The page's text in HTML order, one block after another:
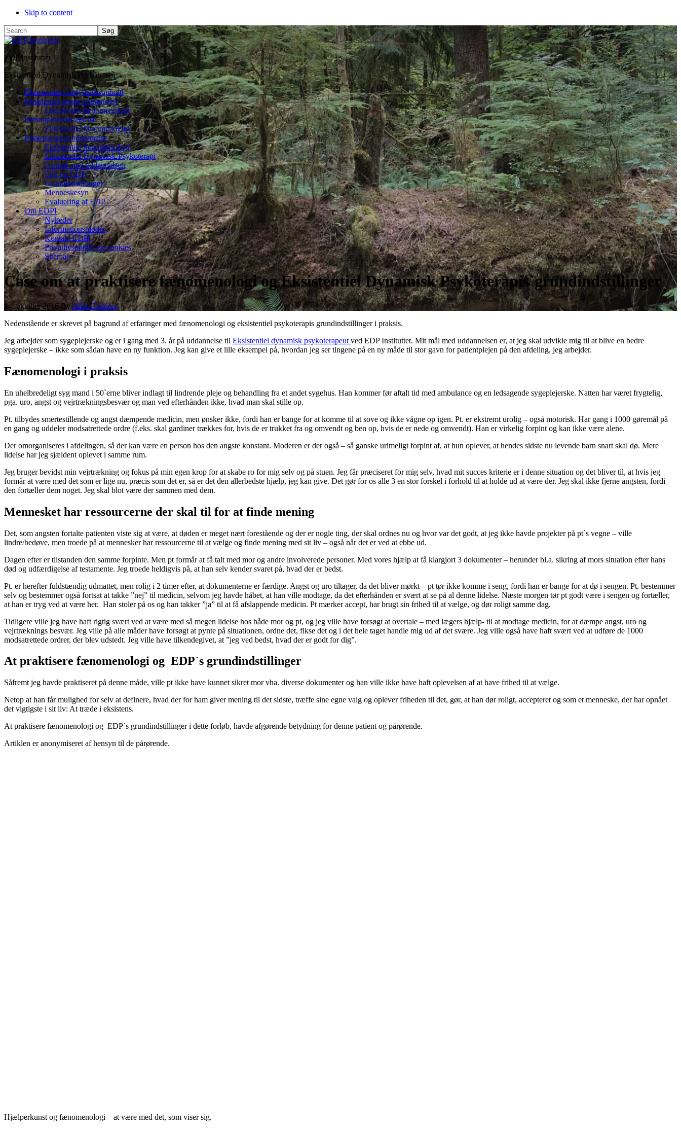
Skip to content
Search
EDP Instituttet
Eksistentiel Dynamisk Psykoterapi
Eksistentielt fordybelsesophold
Eksistentiel terapi uddannelse
Eksistentiel fænomenologi
Parterapeutuddannelse
Eksistentiel fænomenologi
Psykoterapeut uddannelse
Eksistentiel fænomenologi
Eksistentiel Dynamisk Psykoterapi
Formål med uddannelsen
Etik og EDP
Grundindstillinger
Menneskesyn
Evaluering af EDP
Om EDPI
Nyheder
Informationsmøder
Kontakt EDPI
Privatlivspolitik og cookies
Sitemap
Case om at praktisere fænomenologi og Eksistentiel Dynamisk Psykoterapis`grundindstillinger
14. oktober 2016By Allan Fedders
Nedenstående er skrevet på bagrund af erfaringer med fænomenologi og eksistentiel psykoterapis grundindstillinger i praksis.
Jeg arbejder som sygeplejerske og er i gang med 3. år på uddannelse til Eksistentiel dynamisk psykoterapeut ved EDP Instituttet. Mit mål med uddannelsen er, at jeg skal udvikle mig til at blive en bedre
sygeplejerske – ikke som sådan have en ny funktion. Jeg kan give et lille eksempel på, hvordan jeg ser tingene på en ny måde til stor gavn for patientplejen på den afdeling, jeg arbejder.
Fænomenologi i praksis
En uhelbredeligt syg mand i 50`erne bliver indlagt til lindrende pleje og behandling fra et andet sygehus. Han kommer før aftalt tid med ambulance og en ledsagende sygeplejerske. Natten har været frygtelig,
pga. uro, angst og vejrtrækningsbesvær og man ved efterhånden ikke, hvad man skal stille op.
Pt. tilbydes smertestillende og angst dæmpende medicin, men ønsker ikke, fordi han er bange for at komme til at sove og ikke vågne op igen. Pt. er ekstremt urolig – også motorisk. Har gang i 1000 gøremål på
en gang og uddeler modsatrettede ordre (f.eks. skal gardiner trækkes for, hvis de er trukket fra og omvendt og ben op, hvis de er nede og omvendt). Han er virkelig forpint og kan ikke være alene.
Der omorganiseres i afdelingen, så der kan være en person hos den angste konstant. Moderen er der også – så ganske urimeligt forpint af, at hun oplever, at hendes sidste nu levende barn snart skal dø. Mere
lidelse har jeg sjældent oplevet i samme rum.
Jeg bruger bevidst min vejrtrækning og fokus på min egen krop for at skabe ro for mig selv og på stuen. Jeg får præciseret for mig selv, hvad mit succes kriterie er i denne situation og det bliver til, at hvis jeg
formår at være med det som er lige nu, præcis som det er, så er det den allerbedste hjælp, jeg kan give. Det gør for os alle 3 en stor forskel i forhold til at holde ud at være der. Jeg skal ikke fjerne angsten, fordi
den fortæller dem noget. Jeg skal blot være der sammen med dem.
Mennesket har ressourcerne der skal til for at finde mening
Det, som angsten fortalte patienten viste sig at være, at døden er meget nært forestående og der er nogle ting, der skal ordnes nu og hvor var det godt, at jeg ikke havde projekter på pt`s vegne – ville
lindre/bedøve, men troede på at mennesker har ressourcerne til at vælge og finde mening med sit liv – også når det er ved at ebbe ud.
Dagen efter er tilstanden den samme forpinte. Men pt formår at få talt med mor og andre involverede personer. Med vores hjælp at få klargjort 3 dokumenter – herunder bl.a. sikring af mors situation efter hans
død og udfærdigelse af testamente. Jeg troede heldigvis på, at han selv kender svaret på, hvad der er bedst.
Pt. er herefter fuldstændig udmattet, men rolig i 2 timer efter, at dokumenterne er færdige. Angst og uro tiltager, da det bliver mørkt – pt tør ikke komme i seng, fordi han er bange for at dø i sengen. Pt. bestemmer
selv og bestemmer også fortsat at takke ”nej” til medicin, selvom jeg havde håbet, at han ville modtage, da det efterhånden er svært at se på al denne lidelse. Næste morgen tør pt godt være i sengen og fortæller,
at han er tryg ved at være her. Han stoler på os og han takker ”ja” til at få afslappende medicin. Pt mærker accept, har brugt sin frihed til at vælge, og dør roligt samme dag.
Tidligere ville jeg have haft rigtig svært ved at være med så megen lidelse hos både mor og pt, og jeg ville have forsøgt at overtale – med lægers hjælp- til at modtage medicin, for at dæmpe angst, uro og
vejrtræknings besvær. Jeg ville på alle måder have forsøgt at pynte på situationen, ordne det, fikse det og i det hele taget handle mig ud af det svære. Jeg ville også have haft svært ved at udføre de 1000
modsatrettede ordrer, der blev udstedt. Jeg ville have tilkendegivet, at ”jeg ved bedst, hvad der er godt for dig”.
At praktisere fænomenologi og EDP`s grundindstillinger
Såfremt jeg havde praktiseret på denne måde, ville pt ikke have kunnet sikret mor vha. diverse dokumenter og han ville ikke have haft oplevelsen af at have frihed til at vælge.
Netop at han får mulighed for selv at definere, hvad der for ham giver mening til det sidste, træffe sine egne valg og oplever friheden til det, gør, at han dør roligt, accepteret og som et menneske, der har opnået
det vigtigste i sit liv: At træde i eksistens.
At praktisere fænomenologi og EDP`s grundindstillinger i dette forløb, havde afgørende betydning for denne patient og pårørende.
Artiklen eranonymiseret af hensyn til de pårørende.
Hjælperkunst og fænomenologi – at være med det, som viser sig.